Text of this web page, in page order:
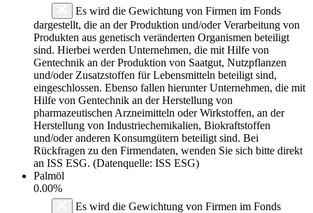
Es wird die Gewichtung von Firmen im Fonds
dargestellt, die an der Produktion und/oder Verarbeitung von
Produkten aus genetisch veränderten Organismen beteiligt
sind. Hierbei werden Unternehmen, die mit Hilfe von
Gentechnik an der Produktion von Saatgut, Nutzpflanzen
und/oder Zusatzstoffen für Lebensmitteln beteiligt sind,
eingeschlossen. Ebenso fallen hierunter Unternehmen, die mit
Hilfe von Gentechnik an der Herstellung von
pharmazeutischen Arzneimitteln oder Wirkstoffen, an der
Herstellung von Industriechemikalien, Biokraftstoffen
und/oder anderen Konsumgütern beteiligt sind. Bei
Rückfragen zu den Firmendaten, wenden Sie sich bitte direkt
an ISS ESG. (Datenquelle: ISS ESG)
Palmöl
0.00%
Es wird die Gewichtung von Firmen im Fonds